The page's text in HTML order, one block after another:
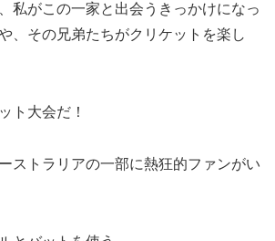
私がこの一家と出会うきっかけになっ
、その兄弟たちがクリケットを楽し
ト大会だ！
ストラリアの一部に熱狂的ファンがい